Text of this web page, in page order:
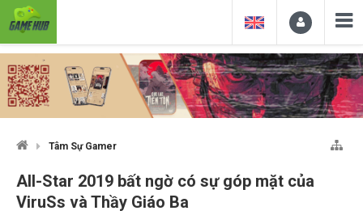
Tâm Sự Gamer
All-Star 2019 bất ngờ có sự góp mặt của
ViruSs và Thầy Giáo Ba